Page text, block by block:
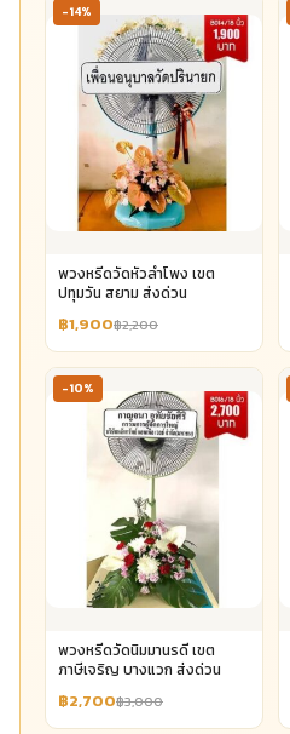
-14%
พวงหรีดวัดหัวลำโพง เขต
ปทุมวัน สยาม ส่งด่วน
฿1,900฿2,200
-10%
พวงหรีดวัดนิมมานรดี เขต
ภาษีเจริญ บางแวก ส่งด่วน
฿2,700฿3,000